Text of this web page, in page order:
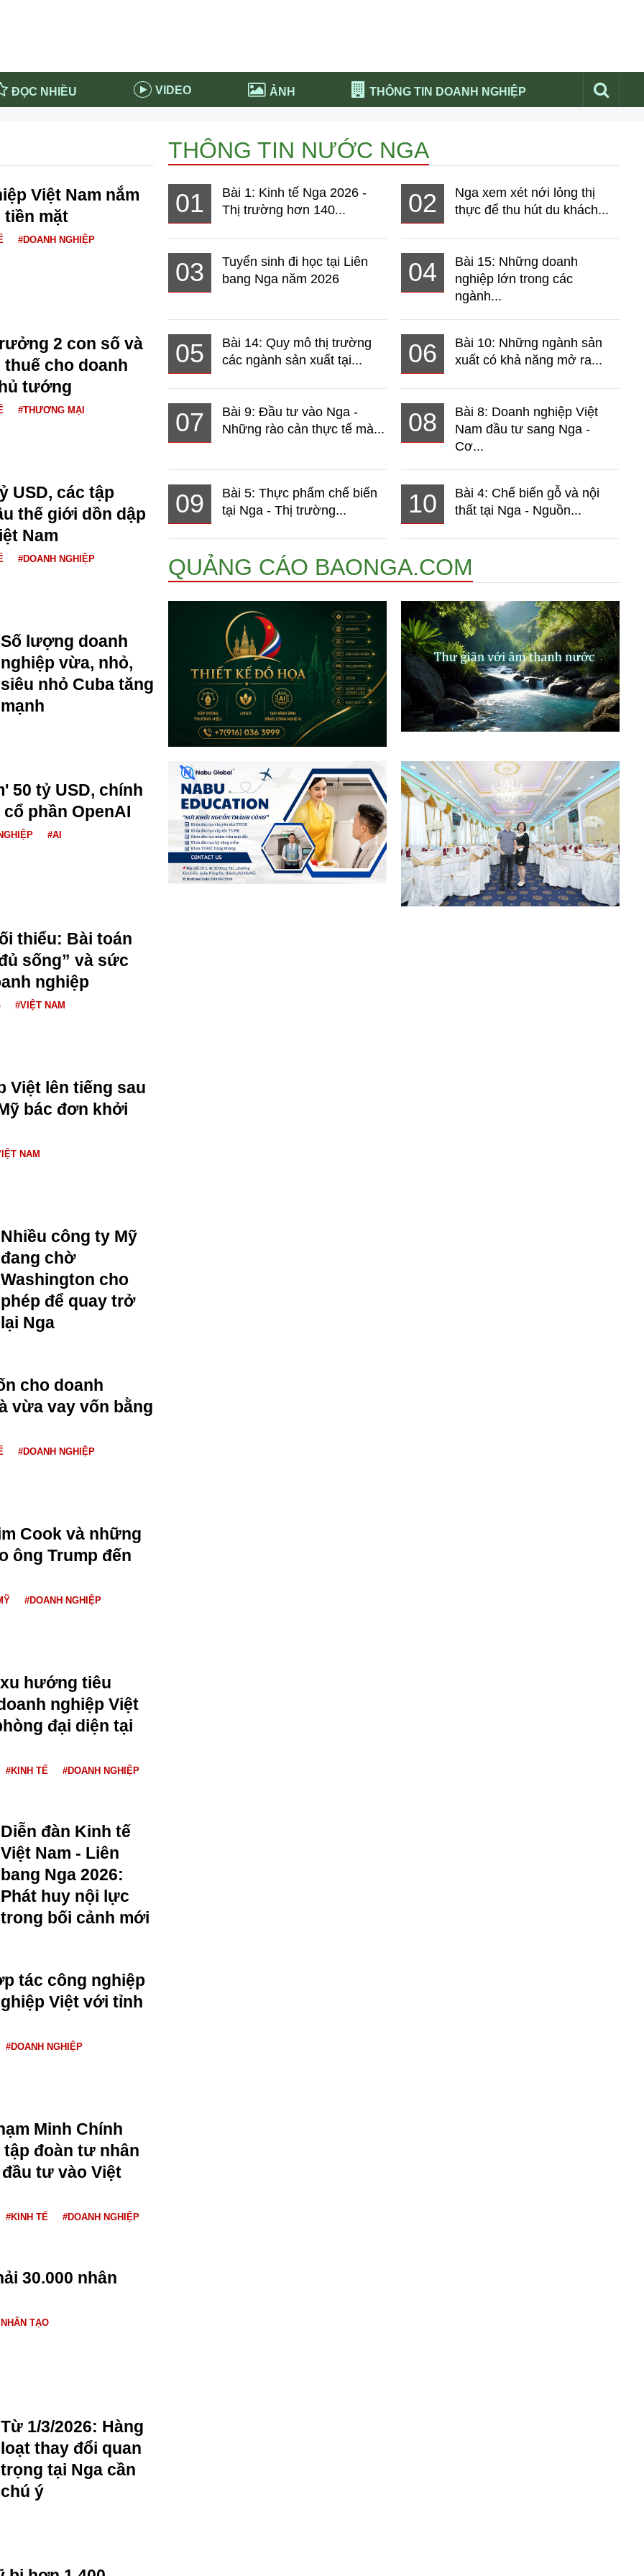
ĐỌC NHIỀU VIDEO ẢNH THÔNG TIN DOANH NGHIỆP
Thời sự
Nổi bật báo nga
nước Nga Tử vi hàng ngày
Phân tích thị trường Nga 2026
- Việt Nam Phân tích chính trị
Việt Nam nắm
tiền mặt
#DOANH NGHIỆP
2 con số và
thuế cho doanh
tướng
#THƯƠNG MẠI
USD, các tập
thế giới dồn dập
Nam
#DOANH NGHIỆP
Số lượng doanh
nghiệp vừa, nhỏ,
siêu nhỏ Cuba tăng
mạnh
50 tỷ USD, chính
phần OpenAI
#AI
thiểu: Bài toán
sống” và sức
nghiệp
#VIỆT NAM
Việt lên tiếng sau
bác đơn khởi
NAM
Nhiều công ty Mỹ
đang chờ
Washington cho
phép để quay trở
lại Nga
cho doanh
vừa vay vốn bằng
#DOANH NGHIỆP
Cook và những
ông Trump đến
#DOANH NGHIỆP
hướng tiêu
nghiệp Việt
đại diện tại
#KINH TẾ #DOANH NGHIỆP
Diễn đàn Kinh tế
Việt Nam - Liên
bang Nga 2026:
Phát huy nội lực
trong bối cảnh mới
tác công nghiệp
Việt với tỉnh
#DOANH NGHIỆP
Minh Chính
đoàn tư nhân
tư vào Việt
#KINH TẾ #DOANH NGHIỆP
30.000 nhân
TẠO
Từ 1/3/2026: Hàng
loạt thay đổi quan
trọng tại Nga cần
chú ý
THÔNG TIN NƯỚC NGA
01
Bài 1: Kinh tế Nga 2026 -
Thị trường hơn 140...
02
Nga xem xét nới lỏng thị
thực để thu hút du khách...
03
Tuyển sinh đi học tại Liên
bang Nga năm 2026
04
Bài 15: Những doanh
nghiệp lớn trong các
ngành...
05
Bài 14: Quy mô thị trường
các ngành sản xuất tại...
06
Bài 10: Những ngành sản
xuất có khả năng mở ra...
07
Bài 9: Đầu tư vào Nga -
Những rào cản thực tế mà...
08
Bài 8: Doanh nghiệp Việt
Nam đầu tư sang Nga -
Cơ...
09
Bài 5: Thực phẩm chế biến
tại Nga - Thị trường...
10
Bài 4: Chế biến gỗ và nội
thất tại Nga - Nguồn...
QUẢNG CÁO BAONGA.COM